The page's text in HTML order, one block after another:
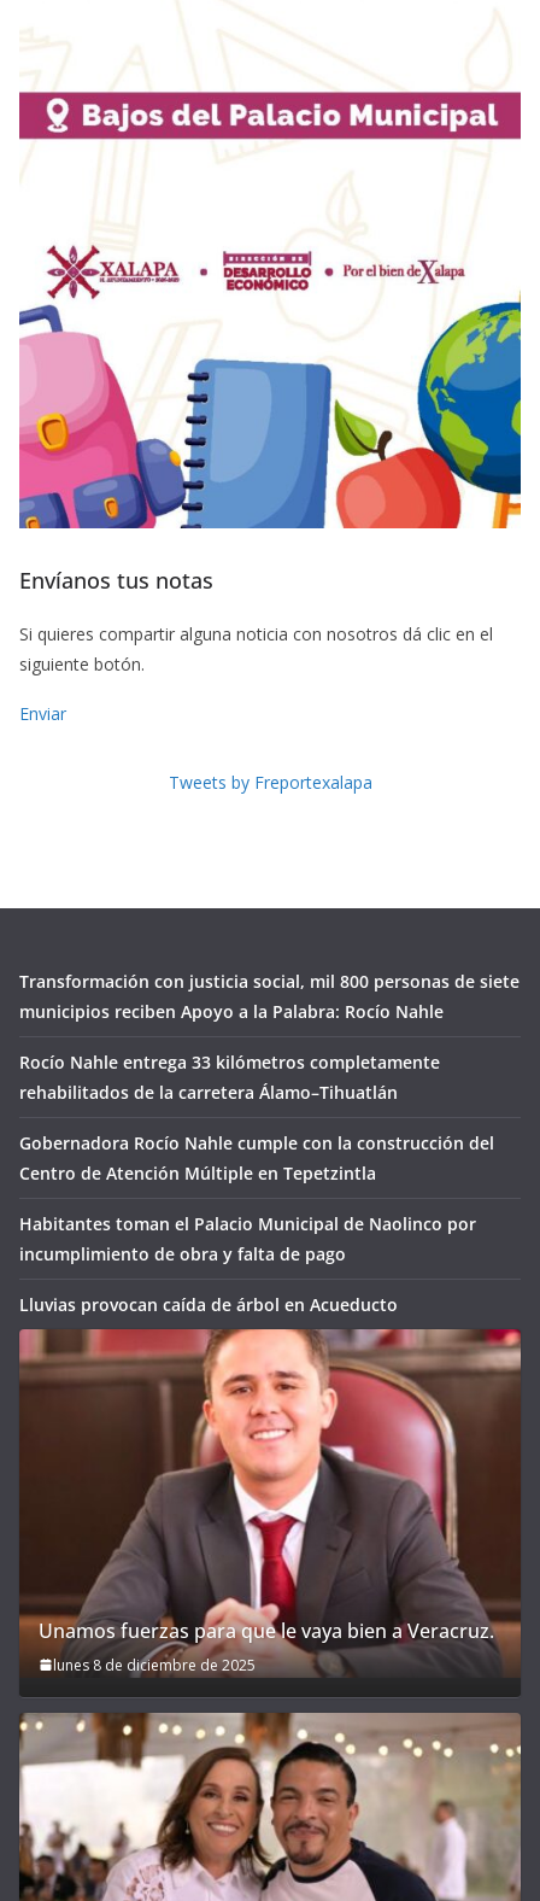
Envíanos tus notas
Si quieres compartir alguna noticia con nosotros dá clic en el
siguiente botón.
Enviar
Tweets by Freportexalapa
Transformación con justicia social, mil 800 personas de siete
municipios reciben Apoyo a la Palabra: Rocío Nahle
Rocío Nahle entrega 33 kilómetros completamente
rehabilitados de la carretera Álamo–Tihuatlán
Gobernadora Rocío Nahle cumple con la construcción del
Centro de Atención Múltiple en Tepetzintla
Habitantes toman el Palacio Municipal de Naolinco por
incumplimiento de obra y falta de pago
Lluvias provocan caída de árbol en Acueducto
Unamos fuerzas para que le vaya bien a Veracruz.
lunes 8 de diciembre de 2025